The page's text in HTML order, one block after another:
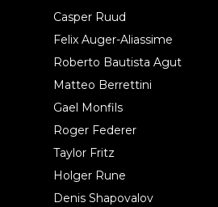
Casper Ruud
Felix Auger-Aliassime
Roberto Bautista Agut
Matteo Berrettini
Gael Monfils
Roger Federer
Taylor Fritz
Holger Rune
Denis Shapovalov